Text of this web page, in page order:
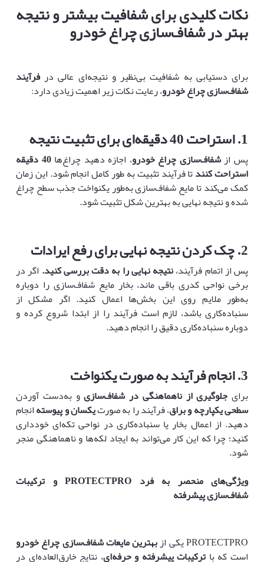
نکات کلیدی برای شفافیت بیشتر و نتیجه
بهتر در شفاف‌سازی چراغ خودرو
برای دستیابی به شفافیت بی‌نظیر و نتیجه‌ای عالی درفرآیند
شفاف‌سازی چراغ خودرو، رعایت نکات زیر اهمیت زیادی دارد:
1
.استراحت 40 دقیقه‌ای برای تثبیت نتیجه
پس ازشفاف‌سازی چراغ خودرو، اجازه دهید چراغ‌ها 40 دقیقه
استراحت کنندتا فرآیند تثبیت به طور کامل انجام شود. این زمان
کمک می‌کند تا مایع شفاف‌سازی به‌طور یکنواخت جذب سطح چراغ
شده و نتیجه نهایی به بهترین شکل تثبیت شود.
2
.چک کردن نتیجه نهایی برای رفع ایرادات
پس از اتمام فرآیند،نتیجه نهایی را به دقت بررسی کنید. اگر در
برخی نواحی کدری باقی ماند، بخار مایع شفاف‌سازی را دوباره
به‌طور ملایم روی این بخش‌ها اعمال کنید. اگر مشکل از
سنباده‌کاری باشد، لازم است فرآیند را از ابتدا شروع کرده و
دوباره سنباده‌کاری دقیق را انجام دهید.
3
.انجام فرآیند به صورت یکنواخت
برای جلوگیری از ناهماهنگی در شفاف‌سازیو به‌دست آوردن
سطحی یکپارچه و براق، فرآیند را به صورتیکسان و پیوستهانجام
دهید. از اعمال بخار یا سنباده‌کاری در نواحی تکه‌ای خودداری
کنید؛ چرا که این کار می‌تواند به ایجاد لکه‌ها و ناهماهنگی منجر
شود.
ویژگی‌های منحصر به فرد
و ترکیبات
شفاف‌سازی پیشرفته
PROTECTPRO یکی از بهترین مایعات شفاف‌سازی چراغ خودرو
است که با ترکیبات پیشرفته و حرفه‌ای، نتایج خارق‌العاده‌ای در